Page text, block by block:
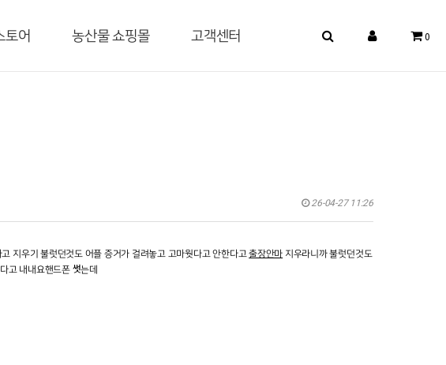
토어 농산물 쇼핑몰 고객센터 0
26-04-27 11:26
지우기 불럿던것도 어플 증거가 걸려놓고 고마웟다고 안한다고출장안마 지우라니까 불럿던것도
고 내내요핸드폰 썻는데